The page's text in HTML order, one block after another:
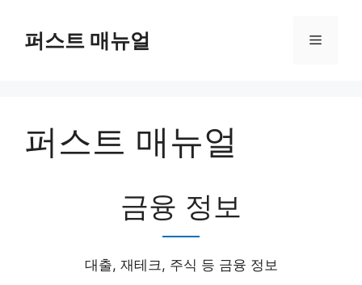
퍼스트 매뉴얼 메
퍼스트 매뉴얼
금융 정보
대출, 재테크, 주식 등 금융 정보